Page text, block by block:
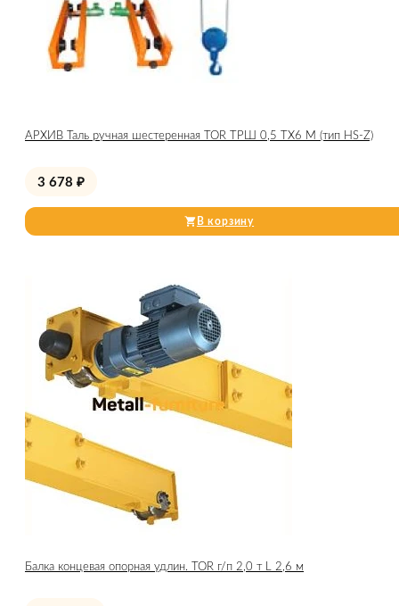
АРХИВ Таль ручная шестеренная TOR ТРШ 0,5 ТХ6 М (тип HS-Z)
3 678 ₽
В корзину
Балка концевая опорная удлин. TOR г/п 2,0 т L 2,6 м